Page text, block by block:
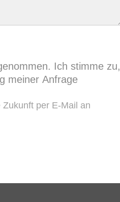
Ich stimme zu,
meiner Anfrage
per E-Mail an